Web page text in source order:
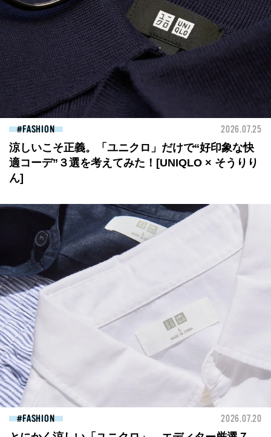
FASHION 2026.07.25
涼しいこそ正義。「ユニクロ」だけで“好印象な快
適コーデ”３選を考えてみた！[UNIQLO × そうりり
ん]
FASHION 2026.07.20